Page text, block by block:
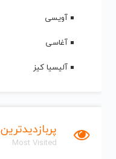
آویسی
آغاسی
آلیسیا کیز
پربازدیدترین
Most Visited